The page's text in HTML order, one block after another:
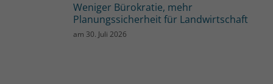
Weniger Bürokratie, mehr
Planungssicherheit für Landwirtschaft
am 30. Juli 2026